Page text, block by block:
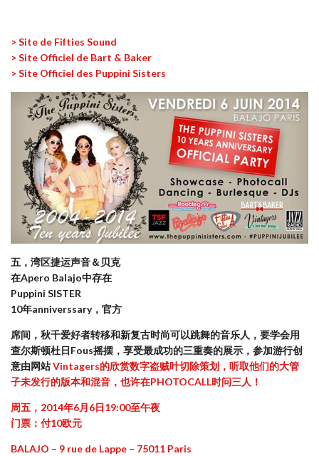
> Site de Fifties Sound
> Site Officiel de Bart & Baker
> Site Officiel des Puppini Sisters
五，湾区捷运声音＆贝克
在Apero Balajo中存在
Puppini SISTER
10年anniverssary，官方
席间，秋千爱好者转移和新复古时尚可以跳舞的音乐人，要学会用
查尔斯顿杜日Fous摇摆，享受最成功的三重奏的展示，参加游行创
意由网站Vintagers的欣赏数字盗贼叶切除策划，听取他们的大管
子未发行的版本和混音，也许在PHOTOCALL时问三人！
周五，2014年6月6日19:00至午夜
门票：付10欧元
BALAJO – 9 rue de Lappe – 75011 Paris